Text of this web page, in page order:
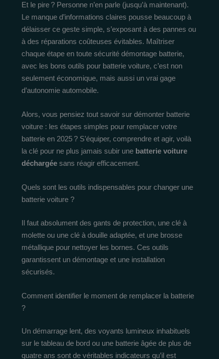
Et le pire ? Personne n’en parle (jusqu’à maintenant).
Le manque d’informations claires pousse beaucoup à
délaisser ce geste simple, s’exposant à des pannes ou
à des réparations coûteuses évitables. Maîtriser
chaque étape en toute sécurité démontage batterie,
avec les bons outils pour batterie voiture, c’est non
seulement économique, mais aussi un vrai gage
d’autonomie automobile.
Alors, vous pensiez tout savoir sur démonter batterie
voiture : les étapes simples pour remplacer votre
batterie en 2025 ? S’équiper, comprendre et agir, voilà
la clé pour ne plus jamais subir une batterie voiture
déchargée sans réagir efficacement.
Quels sont les outils indispensables pour changer une
batterie voiture ?
Il faut absolument des gants de protection, une clé à
molette ou une clé à douille adaptée, et une brosse
métallique pour nettoyer les bornes. Ces outils
garantissent un démontage et une installation
sécurisés.
Comment identifier le moment de remplacer la batterie
?
Un démarrage lent, des voyants lumineux inhabituels
sur le tableau de bord ou une batterie âgée de plus de
quatre ans sont de véritables indicateurs qu’il est